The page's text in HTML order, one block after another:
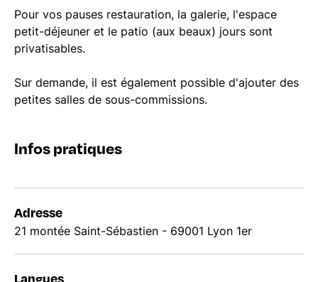
Pour vos pauses restauration, la galerie, l'espace
petit-déjeuner et le patio (aux beaux) jours sont
privatisables.
Sur demande, il est également possible d'ajouter des
petites salles de sous-commissions.
Infos pratiques
Adresse
21 montée Saint-Sébastien - 69001 Lyon 1er
Langues